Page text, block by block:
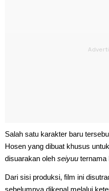
Salah satu karakter baru
Hosen yang dibuat khusus
disuarakan oleh seiyuu ternama
Dari sisi produksi, film ini
sebelumnya dikenal melalui